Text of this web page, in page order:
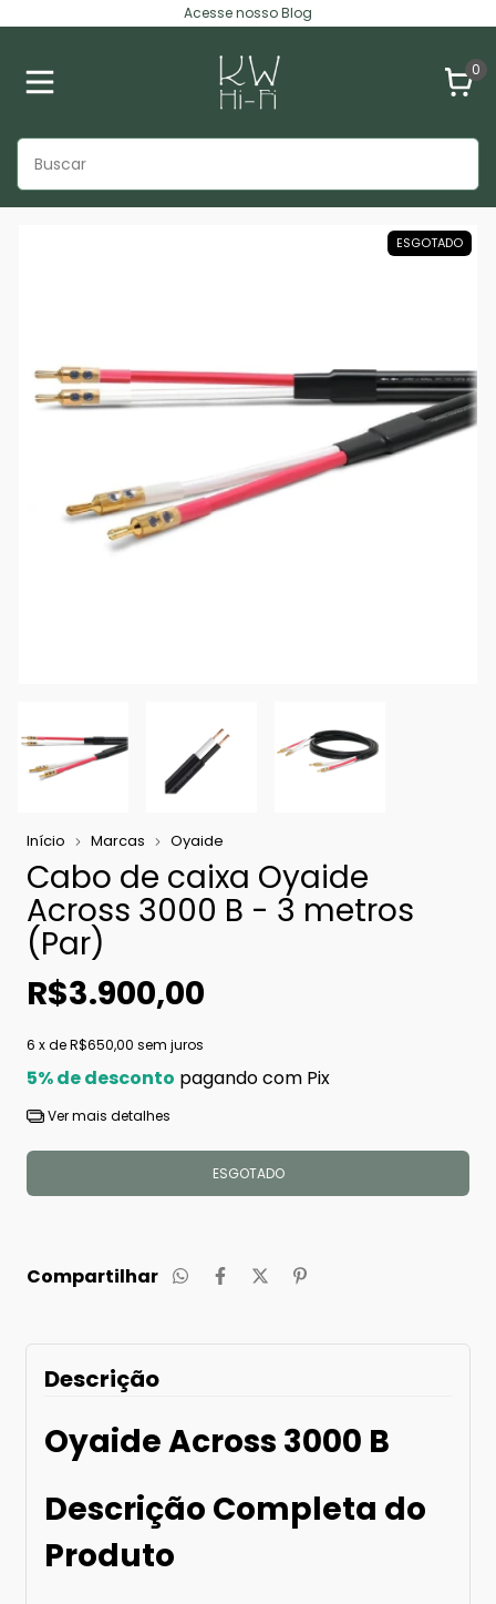
Acesse nosso Blog
0
ESGOTADO
Início Marcas Oyaide
Cabo de caixa Oyaide
Across 3000 B - 3 metros
(Par)
R$3.900,00
6 x deR$650,00 sem juros
5% de desconto pagando com Pix
Ver mais detalhes
Compartilhar
Descrição
Oyaide Across 3000 B
Descrição Completa do
Produto